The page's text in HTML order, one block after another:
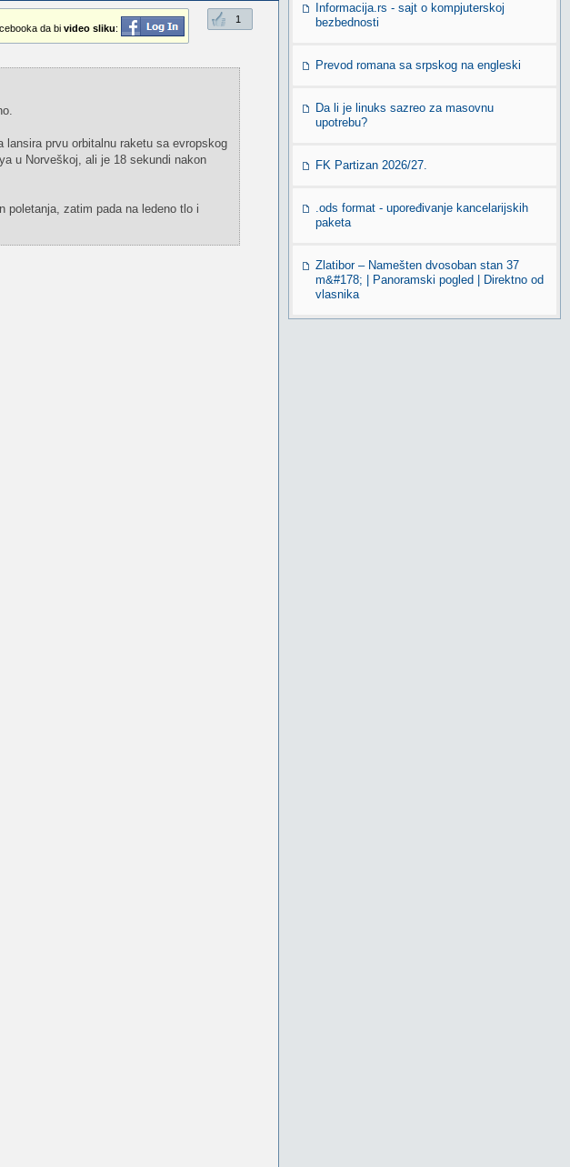
1
da bi video sliku:
lansira prvu orbitalnu raketu sa evropskog
u Norveškoj, ali je 18 sekundi nakon
poletanja, zatim pada na ledeno tlo i
Informacija.rs - sajt o kompjuterskoj
bezbednosti
Prevod romana sa srpskog na engleski
Da li je linuks sazreo za masovnu
upotrebu?
FK Partizan 2026/27.
.ods format - upoređivanje kancelarijskih
paketa
Zlatibor – Namešten dvosoban stan 37
m&#178; | Panoramski pogled | Direktno od
vlasnika